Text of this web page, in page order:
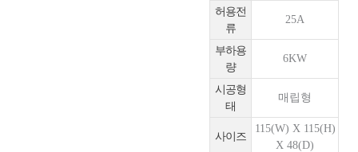
허용전
류
25A
부하용
량
6KW
시공형
태
매립형
사이즈
115(W) X 115(H)
X 48(D)